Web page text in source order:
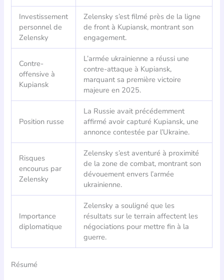
Investissement
personnel de
Zelensky
Zelensky s’est filmé près de la ligne
de front à Kupiansk, montrant son
engagement.
Contre-
offensive à
Kupiansk
L’armée ukrainienne a réussi une
contre-attaque à Kupiansk,
marquant sa première victoire
majeure en 2025.
Position russe
La Russie avait précédemment
affirmé avoir capturé Kupiansk, une
annonce contestée par l’Ukraine.
Risques
encourus par
Zelensky
Zelensky s’est aventuré à proximité
de la zone de combat, montrant son
dévouement envers l’armée
ukrainienne.
Importance
diplomatique
Zelensky a souligné que les
résultats sur le terrain affectent les
négociations pour mettre fin à la
guerre.
Résumé